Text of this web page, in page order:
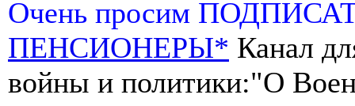
Очень просим
ПЕНСИОНЕРЫ* Канал
войны и политики:"О